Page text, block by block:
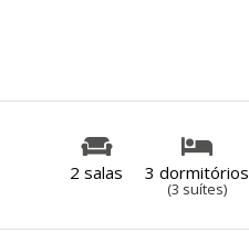
2 salas 3 dormitórios
(3 suítes)